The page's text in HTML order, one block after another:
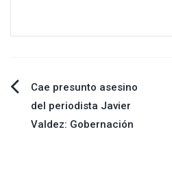
Navegación
de
Cae presunto asesino
del periodista Javier
Valdez: Gobernación